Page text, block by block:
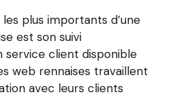
les plus importants d’une
est son suivi
service client disponible
web rennaises travaillent
avec leurs clients